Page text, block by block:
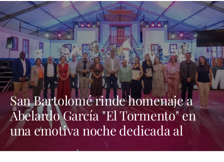
San Bartolomé rinde homenaje a
Abelardo García "El Tormento" en
una emotiva noche dedicada al
folclore canario